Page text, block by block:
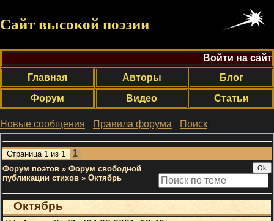
Сайт высокой поэзии
Войти на сайт
Главная
Авторы
Блог
Форум
Видео Статьи
Новые сообщения · Правила форума · Поиск;
Страница 1 из 1 1
Форум поэтов » Форум свободной
публикации стихов » Октябрь
Октябрь